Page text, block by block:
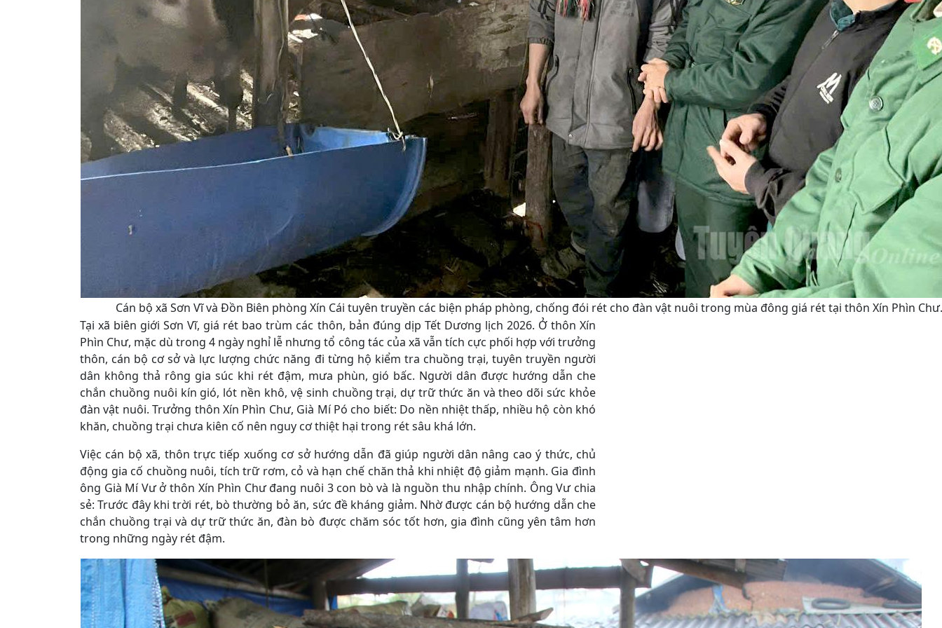
Cán bộ xã Sơn Vĩ và Đồn Biên phòng Xín Cái tuyên truyền các biện pháp phòng, chống đói rét cho đàn vật nuôi trong mùa đông giá rét tại thôn Xín Phìn Chư.
Tại xã biên giới Sơn Vĩ, giá rét bao trùm các thôn, bản đúng dịp Tết Dương lịch 2026. Ở thôn Xín
Phìn Chư, mặc dù trong 4 ngày nghỉ lễ nhưng tổ công tác của xã vẫn tích cực phối hợp với trưởng
thôn, cán bộ cơ sở và lực lượng chức năng đi từng hộ kiểm tra chuồng trại, tuyên truyền người
dân không thả rông gia súc khi rét đậm, mưa phùn, gió bấc. Người dân được hướng dẫn che
chắn chuồng nuôi kín gió, lót nền khô, vệ sinh chuồng trại, dự trữ thức ăn và theo dõi sức khỏe
đàn vật nuôi. Trưởng thôn Xín Phìn Chư, Già Mí Pó cho biết: Do nền nhiệt thấp, nhiều hộ còn khó
khăn, chuồng trại chưa kiên cố nên nguy cơ thiệt hại trong rét sâu khá lớn.
Việc cán bộ xã, thôn trực tiếp xuống cơ sở hướng dẫn đã giúp người dân nâng cao ý thức, chủ
động gia cố chuồng nuôi, tích trữ rơm, cỏ và hạn chế chăn thả khi nhiệt độ giảm mạnh. Gia đình
ông Già Mí Vư ở thôn Xín Phìn Chư đang nuôi 3 con bò và là nguồn thu nhập chính. Ông Vư chia
sẻ: Trước đây khi trời rét, bò thường bỏ ăn, sức đề kháng giảm. Nhờ được cán bộ hướng dẫn che
chắn chuồng trại và dự trữ thức ăn, đàn bò được chăm sóc tốt hơn, gia đình cũng yên tâm hơn
trong những ngày rét đậm.